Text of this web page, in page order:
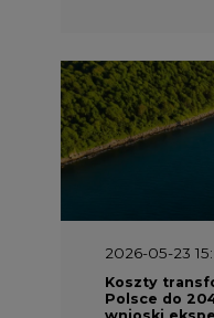
2026-05-23
Koszty
Polsce do
wnioski